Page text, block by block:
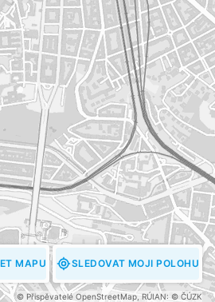
MAPU SLEDOVAT MOJI POLOHU
© Přispěvatelé OpenStreetMap RÚIAN: © ČÚZK